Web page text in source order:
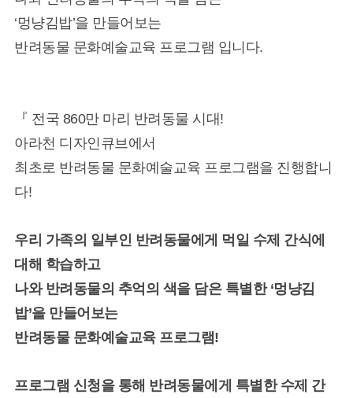
‘멍냥김밥’을 만들어보는
반려동물 문화예술교육 프로그램 입니다.
『 전국 860만 마리 반려동물 시대!
아라천 디자인큐브에서
최초로 반려동물 문화예술교육 프로그램을 진행합니
다!
우리 가족의 일부인 반려동물에게 먹일 수제 간식에
대해 학습하고
나와 반려동물의 추억의 색을 담은 특별한 ‘멍냥김
밥’을 만들어보는
반려동물 문화예술교육 프로그램!
프로그램 신청을 통해 반려동물에게 특별한 수제 간